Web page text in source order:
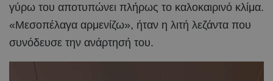
γύρω του αποτυπώνει πλήρως το καλοκαιρινό κλίμα.
«Μεσοπέλαγα αρμενίζω», ήταν η λιτή λεζάντα που
συνόδευσε την ανάρτησή του.